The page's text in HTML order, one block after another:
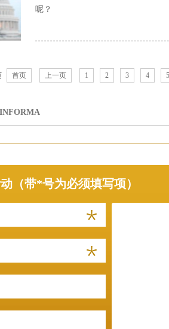
呢？
首页 上一页 1 2 3 4 5
（带*号为必须填写项）